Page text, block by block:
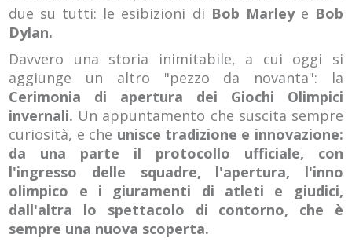
due su tutti: le esibizioni di Bob Marley e Bob
Dylan.
Davvero una storia inimitabile, a cui oggi si
aggiunge un altro "pezzo da novanta": la
Cerimonia di apertura dei Giochi Olimpici
invernali. Un appuntamento che suscita sempre
curiosità, e che unisce tradizione e innovazione:
da una parte il protocollo ufficiale, con
l'ingresso delle squadre, l'apertura, l'inno
olimpico e i giuramenti di atleti e giudici,
dall'altra lo spettacolo di contorno, che è
sempre una nuova scoperta.